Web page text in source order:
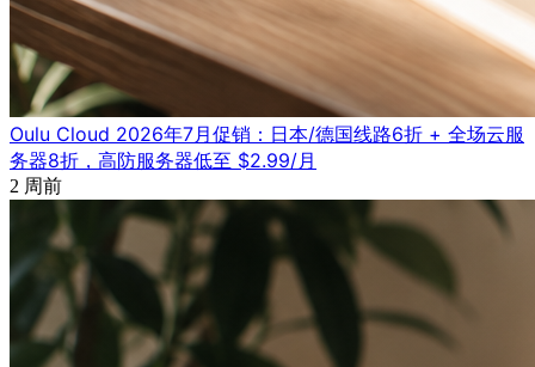
Oulu Cloud 2026年7月促销：日本/德国线路6折 + 全场云服
务器8折，高防服务器低至 $2.99/月
2 周前